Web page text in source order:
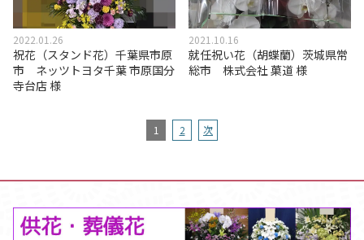
2022.01.26
祝花（スタンド花）千葉県市原
市 ネッツトヨタ千葉 市原国分
寺台店 様
2021.10.16
就任祝い花（胡蝶蘭）茨城県常
総市 株式会社 菓道 様
1 2 次